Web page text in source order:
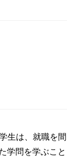
生は、就職を間
学問を学ぶこと